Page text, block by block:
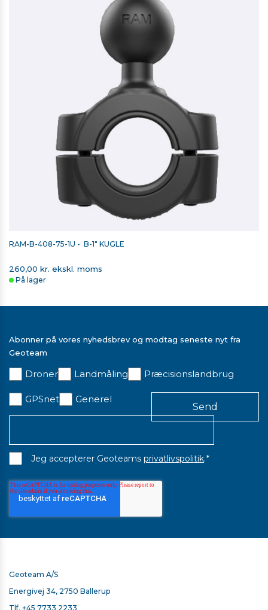
RAM-B-408-75-1U - B-1" KUGLE
260,00 kr. ekskl. moms
På lager
Abonner på vores nyhedsbrev og modtag seneste nyt fra
Geoteam
Droner Landmåling Præcisionslandbrug
GPSnet Generel
Jeg accepterer Geoteams privatlivspolitik.*
Geoteam A/S
Energivej 34, 2750 Ballerup
Tlf. +45 7733 2233